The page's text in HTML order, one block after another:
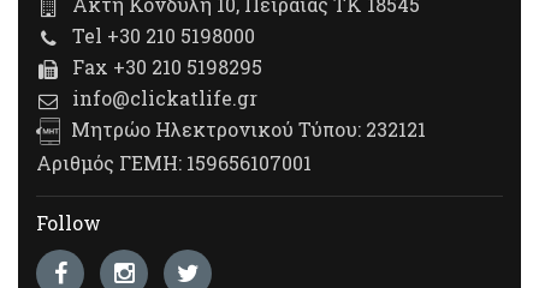
Tel +30 210 5198000
Fax +30 210 5198295
info@clickatlife.gr
Μητρώο Ηλεκτρονικού Τύπου: 232121
Αριθμός ΓΕΜΗ: 159656107001
Follow